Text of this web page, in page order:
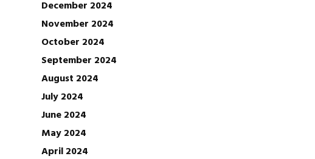
December 2024
November 2024
October 2024
September 2024
August 2024
July 2024
June 2024
May 2024
April 2024